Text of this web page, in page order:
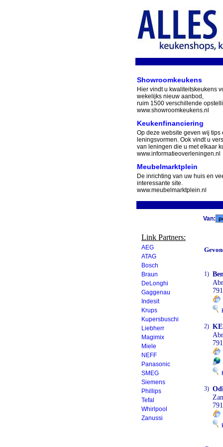
Showroomkeukens
Hier vindt u kwaliteitskeukens
wekelijks nieuw aanbod,
ruim 1500 verschillende
www.showroomkeukens.nl
Keukenfinanciering
Op deze website geven wij tips
leningsvormen. Ook vindt u
van leningen die u met elkaar
www.informatieoverleningen.nl
Meubelmarktplein
De inrichting van uw huis en
interessante site.
www.meubelmarktplein.nl
Link Partners:
AEG
ATAG
Bosch
Braun
DeLonghi
Gaggenau
Indesit
Krups
Kupersbuschi
Liebherr
Magimix
Miele
NEFF
Panasonic
SMEG
Siemens
Phillips
Tefal
Whirlpool
Zanussi
Van:
1)
2)
3)